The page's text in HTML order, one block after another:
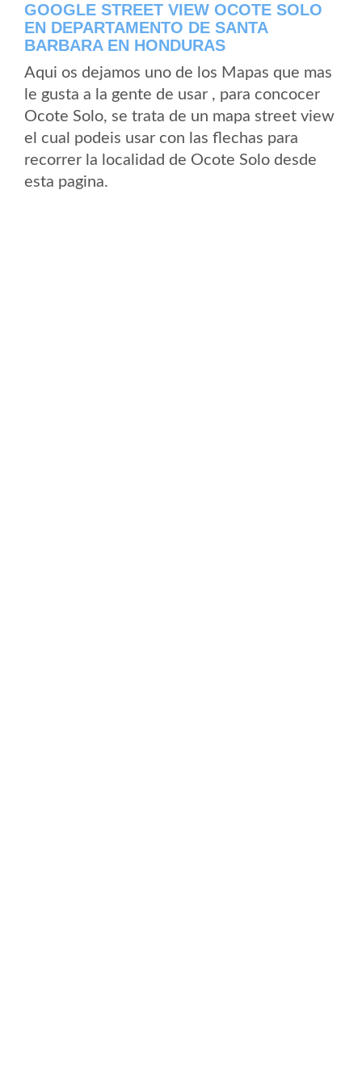
GOOGLE STREET VIEW OCOTE SOLO
EN DEPARTAMENTO DE SANTA
BARBARA EN HONDURAS
Aqui os dejamos uno de los Mapas que mas
le gusta a la gente de usar , para concocer
Ocote Solo, se trata de un mapa street view
el cual podeis usar con las flechas para
recorrer la localidad de Ocote Solo desde
esta pagina.